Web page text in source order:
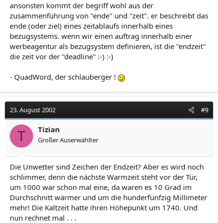
ansonsten kommt der begriff wohl aus der
zusammenführung von "ende" und "zeit". er beschreibt das
ende (oder ziel) eines zeitablaufs innerhalb eines
bezugsystems. wenn wir einen auftrag innerhalb einer
werbeagentur als bezugsystem definieren, ist die "endzeit"
die zeit vor der "deadline" :-) :-)
- QuadWord, der schlauberger !
23. August 2002 #9
T Tizian
Großer Auserwählter
Die Unwetter sind Zeichen der Endzeit? Aber es wird noch
schlimmer, denn die nächste Warmzeit steht vor der Tür,
um 1000 war schon mal eine, da waren es 10 Grad im
Durchschnitt wärmer und um die hunderfünfzig Millimeter
mehr! Die Kaltzeit hatte ihren Höhepunkt um 1740. Und
nun rechnet mal . . .